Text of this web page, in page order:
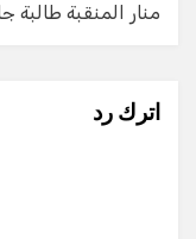
منار المنقبة
اترك رد